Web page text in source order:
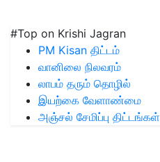
#Top on Krishi Jagran
PM Kisan திட்டம்
வானிலை நிலவரம்
லாபம் தரும் தொழில்
இயற்கை வேளாண்மை
அஞ்சல் சேமிப்பு திட்டங்கள்